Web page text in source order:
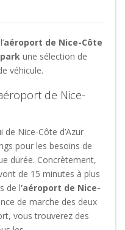
aéroport de Nice-Côte
une sélection de
véhicule.
de Nice-
Nice-Côte d’Azur
pour les besoins de
durée. Concrètement,
de 15 minutes à plus
de l’aéroport de Nice-
de marche des deux
vous trouverez des